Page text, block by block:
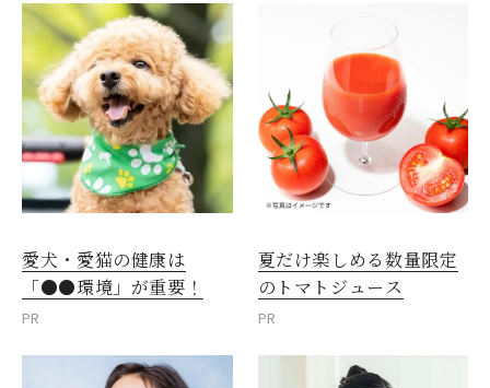
愛犬・愛猫の健康は
「●●環境」が重要！
PR
夏だけ楽しめる数量限定
のトマトジュース
PR